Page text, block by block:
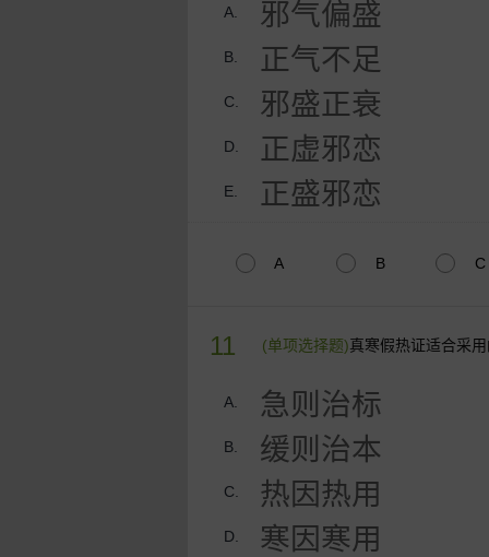
A. 邪气偏盛
B. 正气不足
C. 邪盛正衰
D. 正虚邪恋
E. 正盛邪恋
A B C
11 (单项选择题)真寒假热证适合采
A. 急则治标
B. 缓则治本
C. 热因热用
D. 寒因寒用